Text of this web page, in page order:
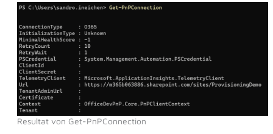
Resultat von Get-PnPConnection